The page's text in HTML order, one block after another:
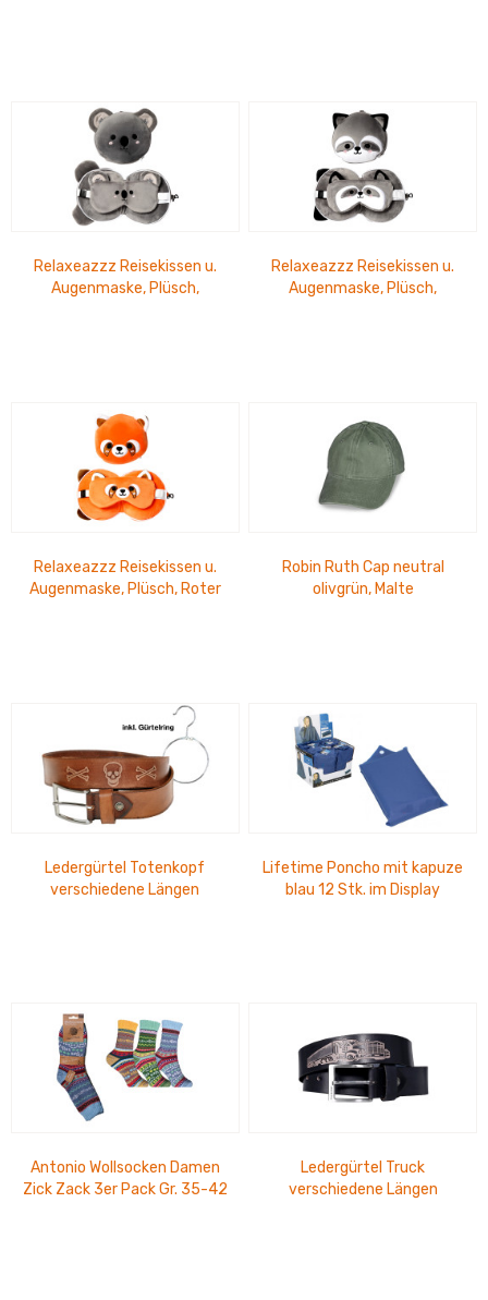
Relaxeazzz Reisekissen u.
Augenmaske, Plüsch,
Relaxeazzz Reisekissen u.
Augenmaske, Plüsch,
Relaxeazzz Reisekissen u.
Augenmaske, Plüsch, Roter
Robin Ruth Cap neutral
olivgrün, Malte
Ledergürtel Totenkopf
verschiedene Längen
Lifetime Poncho mit kapuze
blau 12 Stk. im Display
Antonio Wollsocken Damen
Zick Zack 3er Pack Gr. 35-42
Ledergürtel Truck
verschiedene Längen